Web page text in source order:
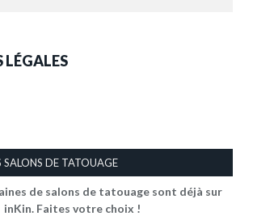
SALONS DE TATOUAGE
de salons de tatouage sont déjà sur
inKin. Faites votre choix !